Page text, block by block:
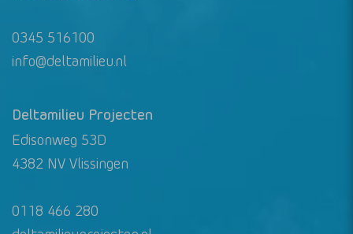
0345 516100
info@deltamilieu.nl
Deltamilieu Projecten
Edisonweg 53D
4382 NV Vlissingen
0118 466 280